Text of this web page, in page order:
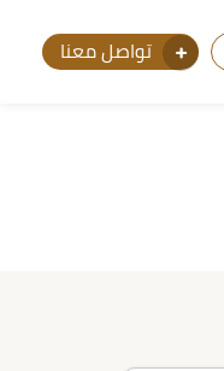
تواصل معنا